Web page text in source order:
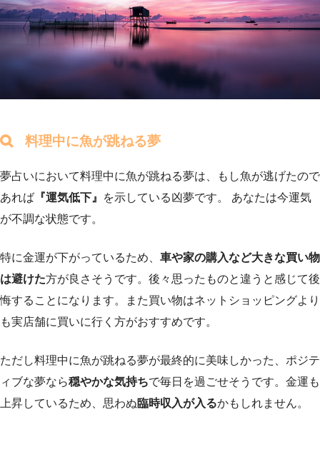
料理中に魚が跳ねる夢
夢占いにおいて料理中に魚が跳ねる夢は、もし魚が逃げたので
あれば 『運気低下』
を示している凶夢です。 あなたは今運気
が不調な状態です。
特に金運が下がっているため、 車や家の購入など大きな買い物
は避けた方が良さそうです。後々思ったものと違うと感じて後
悔することになります。また買い物はネットショッピングより
も実店舗に買いに行く方がおすすめです。
ただし料理中に魚が跳ねる夢が最終的に美味しかった、ポジテ
ィブな夢なら穏やかな気持ちで毎日を過ごせそうです。金運も
上昇しているため、思わぬ臨時収入が入るかもしれません。